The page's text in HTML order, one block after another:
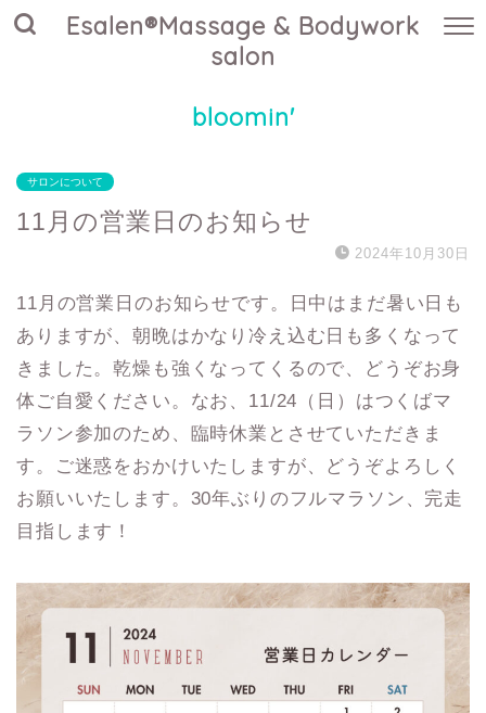
Esalen®Massage & Bodywork
salon
bloomin'
サロンについて
11月の営業日のお知らせ
2024年10月30日
11月の営業日のお知らせです。日中はまだ暑い日も
ありますが、朝晩はかなり冷え込む日も多くなって
きました。乾燥も強くなってくるので、どうぞお身
体ご自愛ください。なお、11/24（日）はつくばマ
ラソン参加のため、臨時休業とさせていただきま
す。ご迷惑をおかけいたしますが、どうぞよろしく
お願いいたします。30年ぶりのフルマラソン、完走
目指します！